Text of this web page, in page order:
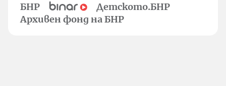
БНР
Детското.БНР
Архивен фонд на БНР